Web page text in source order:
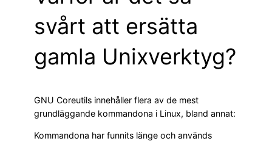
svårt att ersätta
gamla Unixverktyg?
GNU Coreutils innehåller flera av de mest
grundläggande kommandona i Linux, bland annat:
Kommandona har funnits länge och används